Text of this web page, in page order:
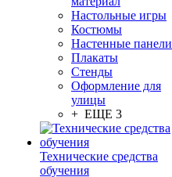
Настольные игры
Костюмы
Настенные панели
Плакаты
Стенды
Оформление для
улицы
+ ЕЩЕ 3
Технические средства
обучения